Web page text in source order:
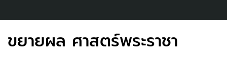
ขยายผล ศาสตร์พระราชา